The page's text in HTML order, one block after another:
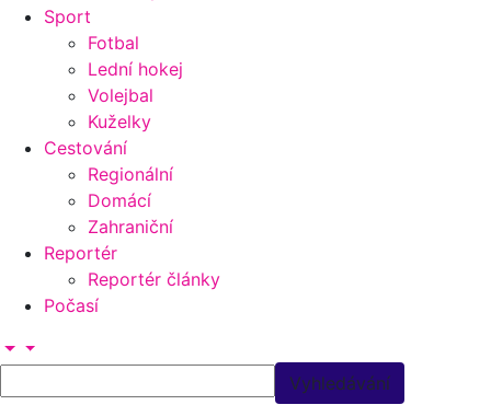
Sport
Fotbal
Lední hokej
Volejbal
Kuželky
Cestování
Regionální
Domácí
Zahraniční
Reportér
Reportér články
Počasí